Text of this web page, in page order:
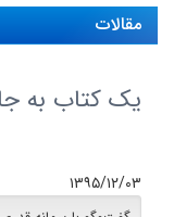
مقالات
یک کتاب به
۱۳۹۵/۱۲/۰۳